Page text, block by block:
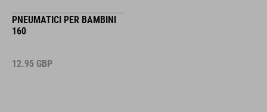
PNEUMATICI PER BAMBINI
160
12.95 GBP